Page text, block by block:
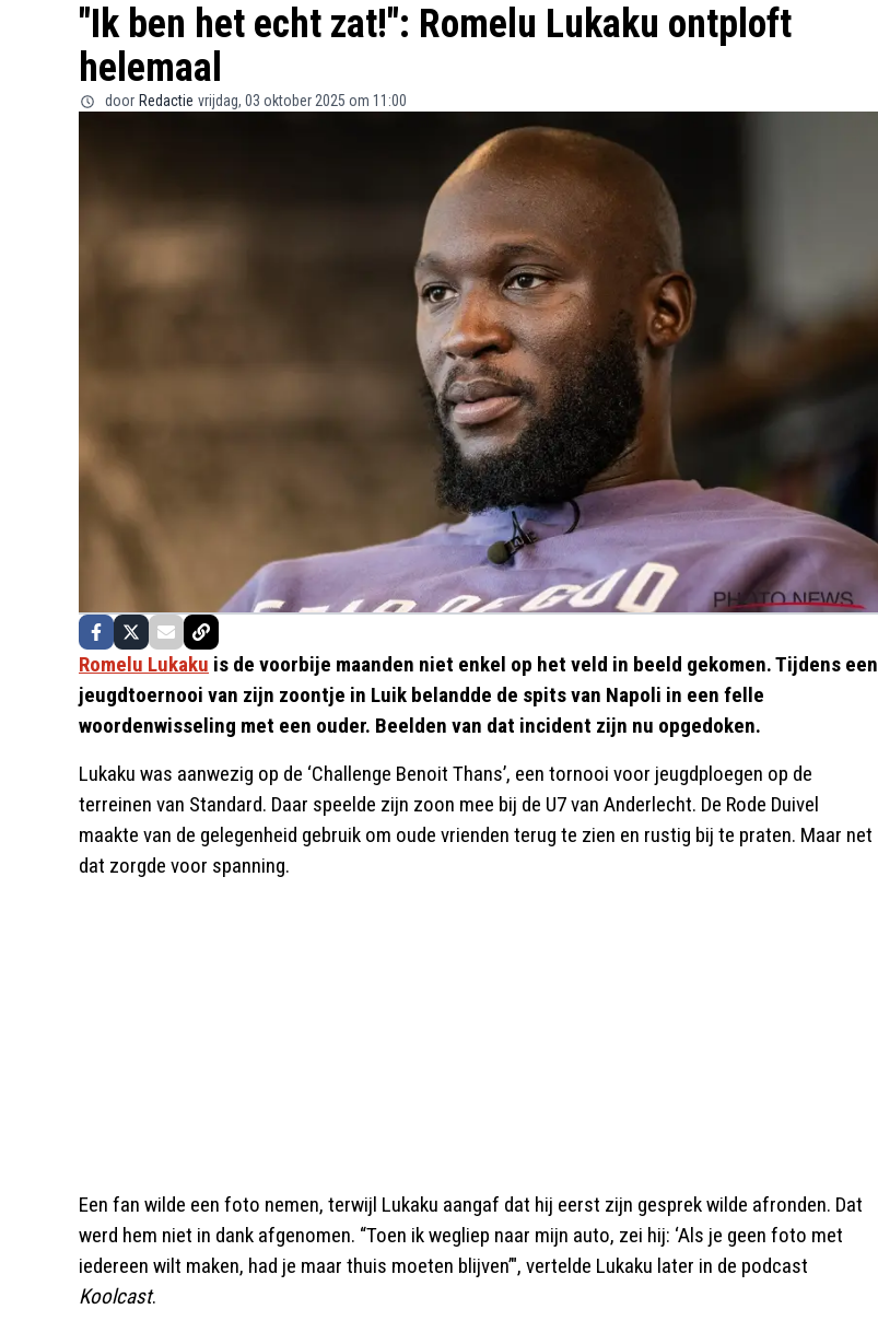
"Ik ben het echt zat!": Romelu Lukaku ontploft
helemaal
door Redactie vrijdag, 03 oktober 2025 om 11:00
Romelu Lukaku is de voorbije maanden niet enkel op het veld in beeld gekomen. Tijdens een
jeugdtoernooi van zijn zoontje in Luik belandde de spits van Napoli in een felle
woordenwisseling met een ouder. Beelden van dat incident zijn nu opgedoken.
Lukaku was aanwezig op de ‘Challenge Benoit Thans’, een tornooi voor jeugdploegen op de
terreinen van Standard. Daar speelde zijn zoon mee bij de U7 van Anderlecht. De Rode Duivel
maakte van de gelegenheid gebruik om oude vrienden terug te zien en rustig bij te praten. Maar net
dat zorgde voor spanning.
Een fan wilde een foto nemen, terwijl Lukaku aangaf dat hij eerst zijn gesprek wilde afronden. Dat
werd hem niet in dank afgenomen. “Toen ik wegliep naar mijn auto, zei hij: ‘Als je geen foto met
iedereen wilt maken, had je maar thuis moeten blijven’", vertelde Lukaku later in de podcast
Koolcast.